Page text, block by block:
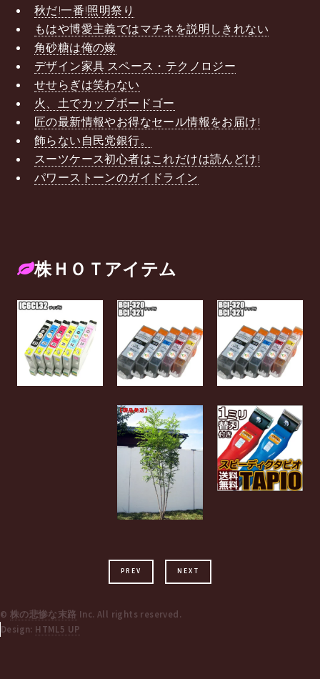
秋だ!一番!照明祭り
もはや博愛主義ではマチネを説明しきれない
角砂糖は俺の嫁
デザイン家具 スペース・テクノロジー
せせらぎは笑わない
火、土でカップボードゴー
匠の最新情報やお得なセール情報をお届け!
飾らない自民党銀行。
スーツケース初心者はこれだけは読んどけ!
パワーストーンのガイドライン
株ＨＯＴアイテム
PREV NEXT
© 株の悲惨な末路 Inc. All rights reserved.
Design: HTML5 UP